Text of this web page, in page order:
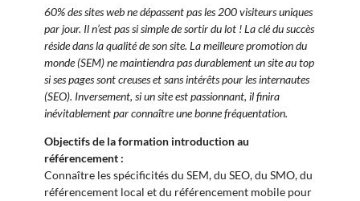
60% des sites web ne dépassent pas les 200 visiteurs uniques
par jour. Il n’est pas si simple de sortir du lot ! La clé du succès
réside dans la qualité de son site. La meilleure promotion du
monde (SEM) ne maintiendra pas durablement un site au top
si ses pages sont creuses et sans intérêts pour les internautes
(SEO). Inversement, si un site est passionnant, il finira
inévitablement par connaître une bonne fréquentation.
Objectifs de la formation introduction au
référencement :
Connaître les spécificités du SEM, du SEO, du SMO, du
référencement local et du référencement mobile pour